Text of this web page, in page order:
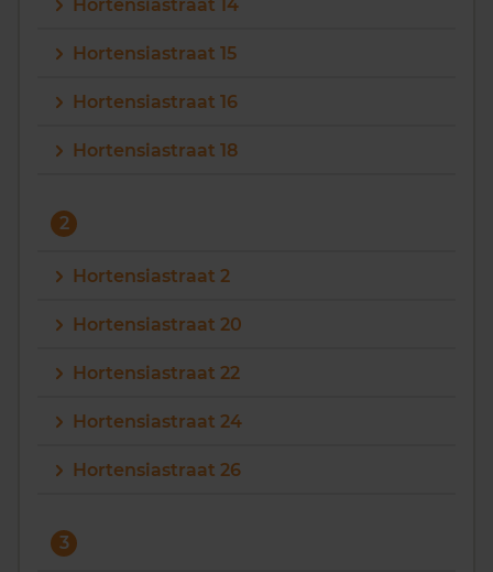
Maandag t/m vrijdag - 08:00 -18:00
Hortensiastraat 14
Hortensiastraat 15
Hortensiastraat 16
Hortensiastraat 18
2
Hortensiastraat 2
Hortensiastraat 20
Hortensiastraat 22
Hortensiastraat 24
Hortensiastraat 26
3